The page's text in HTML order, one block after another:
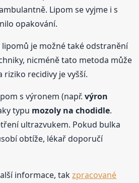
Lipom se vyjme i s
opakování.
je možné také odstranění
nicméně tato metoda může
riziko recidivy je vyšší.
s výronem (např.výron
typu mozoly na chodidle.
ultrazvukem. Pokud bulka
obtíže, lékař doporučí
informace, takzpracované